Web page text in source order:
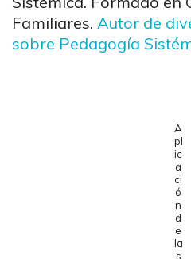
Familiares. Autor de
sobre Pedagogía
A
pl
ic
a
ci
ó
n
d
e
la
s